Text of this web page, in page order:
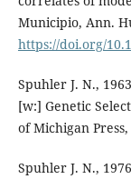
Municipio, Ann.
https://doi.org/
Spuhler J. N.,
[w:] Genetic
of Michigan
Spuhler J. N.,